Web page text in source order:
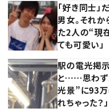
「好き同士
男女。それ
た2人の“現
ても可愛い」
駅の電光掲
と……思わず
光景”に93万
れちゃった？」